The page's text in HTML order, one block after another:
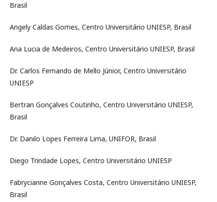
Brasil
Angely Caldas Gomes, Centro Universitário UNIESP, Brasil
Ana Lucia de Medeiros, Centro Universitário UNIESP, Brasil
Dr. Carlos Fernando de Mello Júnior, Centro Universitário
UNIESP
Bertran Gonçalves Coutinho, Centro Universitário UNIESP,
Brasil
Dr. Danilo Lopes Ferreira Lima, UNIFOR, Brasil
Diego Trindade Lopes, Centro Universitário UNIESP
Fabrycianne Gonçalves Costa, Centro Universitário UNIESP,
Brasil